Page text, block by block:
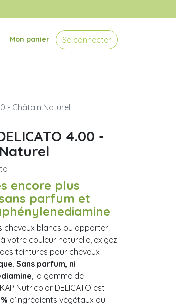
Mon panier Se connecter
- Châtain Naturel
4.00 -
encore plus
parfum et
cheveux blancs ou apporter
votre couleur naturelle, exigez
teintures pour cheveux
. Sans parfum, ni
, la gamme de
Nutricolor DELICATO est
d’ingrédients végétaux ou